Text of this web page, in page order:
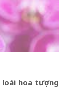
loài hoa tượng